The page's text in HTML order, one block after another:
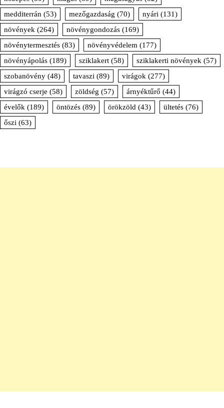
medditerrán (53) mezőgazdaság (70) nyári (131)
növények (264) növénygondozás (169)
növénytermesztés (83) növényvédelem (177)
növényápolás (189) sziklakert (58) sziklakerti növények (57)
szobanövény (48) tavaszi (89) virágok (277)
virágzó cserje (58) zöldség (57) árnyéktűrő (44)
évelők (189) öntözés (89) örökzöld (43) ültetés (76)
őszi (63)